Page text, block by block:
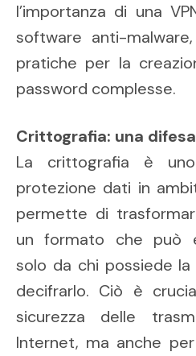
l’importanza di una
software anti-
pratiche per la
password complesse.
Crittografia: una
La crittografia è
protezione dati in
permette di
un formato che può
solo da chi possiede
decifrarlo. Ciò è
sicurezza delle
Internet, ma anche